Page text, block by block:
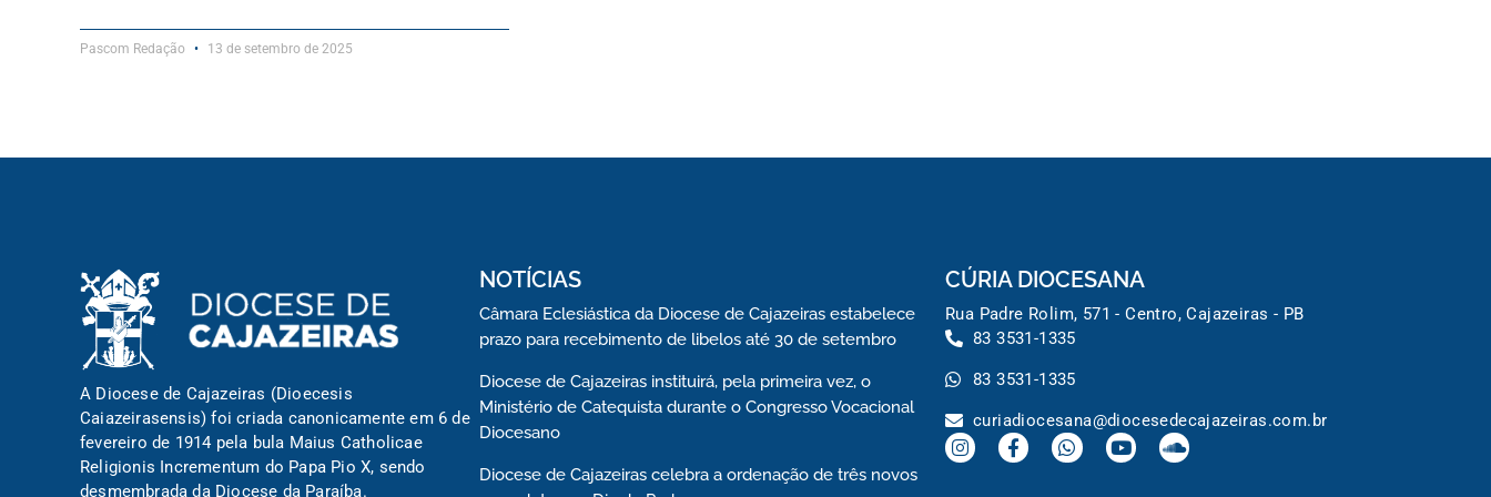
Pascom Redação 13 de setembro de 2025
A Diocese de Cajazeiras (Dioecesis
Caiazeirasensis) foi criada canonicamente em 6 de
fevereiro de 1914 pela bula Maius Catholicae
Religionis Incrementum do Papa Pio X, sendo
desmembrada da Diocese da Paraíba.
NOTÍCIAS
Câmara Eclesiástica da Diocese de Cajazeiras estabelece
prazo para recebimento de libelos até 30 de setembro
Diocese de Cajazeiras instituirá, pela primeira vez, o
Ministério de Catequista durante o Congresso Vocacional
Diocesano
Diocese de Cajazeiras celebra a ordenação de três novos
CÚRIA DIOCESANA
Rua Padre Rolim, 571 - Centro, Cajazeiras - PB
83 3531-1335
83 3531-1335
curiadiocesana@diocesedecajazeiras.com.br